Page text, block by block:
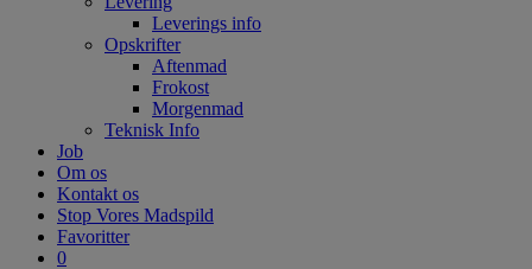
Leverings info
Opskrifter
Aftenmad
Frokost
Morgenmad
Teknisk Info
Job
Om os
Kontakt os
Stop Vores Madspild
Favoritter
0